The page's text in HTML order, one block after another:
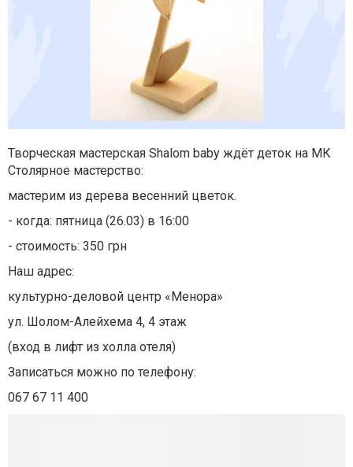
Творческая мастерская Shalom baby ждёт деток на МК
Столярное мастерство:
мастерим из дерева весенний цветок.
- когда: пятница (26.03) в 16:00
- стоимость: 350 грн
Наш адрес:
культурно-деловой центр «Менора»
ул. Шолом-Алейхема 4, 4 этаж
(вход в лифт из холла отеля)
Записаться можно по телефону:
067 67 11 400